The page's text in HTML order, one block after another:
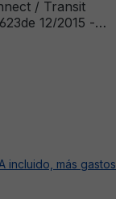
/ Transit
12/2015 -
incluido, más gastos